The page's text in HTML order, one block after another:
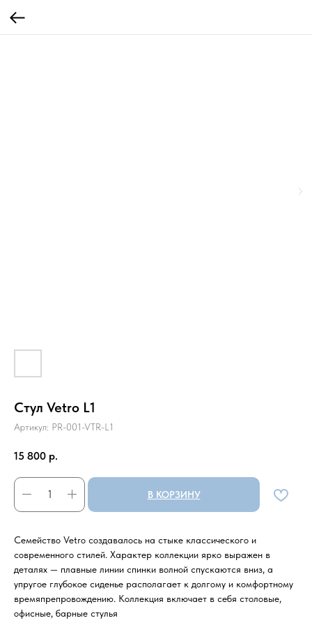
Стул Vetro L1
Артикул: PR-001-VTR-L1
15 800 р.
В КОРЗИНУ
Семейство Vetro создавалось на стыке классического и
современного стилей. Характер коллекции ярко выражен в
деталях — плавные линии спинки волной спускаются вниз, а
упругое глубокое сиденье располагает к долгому и комфортному
времяпрепровождению. Коллекция включает в себя столовые,
офисные, барные стулья